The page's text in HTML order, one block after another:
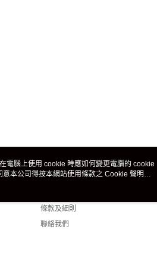
客戶服務
條款及細則
聯絡我們
電腦上使用 cookie 時應如何變更電腦的 cookie
本公司得按本網站使用條款之 Cookie 聲明使